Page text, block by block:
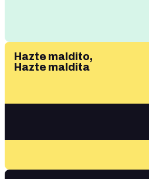
Hazte maldito,
Hazte maldita